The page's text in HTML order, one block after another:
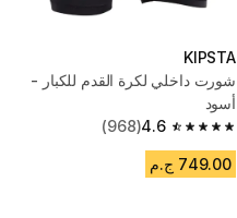
KIPSTA
شورت داخلي لكرة القدم للكبار -
أسود
4.6
4.6 out of 5 stars from 968 reviews
(968)
749.00 ج.م